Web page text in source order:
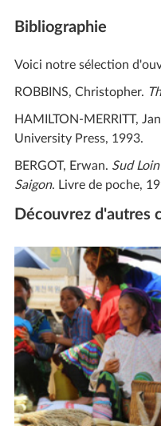
Bibliographie
Voici notre sélection
ROBBINS, Christopher.
HAMILTON-MERRITT,
University Press, 1993.
BERGOT, Erwan. Sud
Saigon. Livre de poche,
Découvrez d'autres